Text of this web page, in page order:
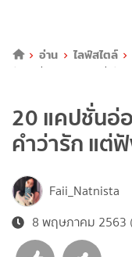
อ่าน
ไลฟ์สไตล์
รัก แต่ฟังแล้วรู้เลยว่ารักมา
20 แคปชั่นอ่
คำว่ารัก แต่
Faii_Natnista
8 พฤษภาคม 2563